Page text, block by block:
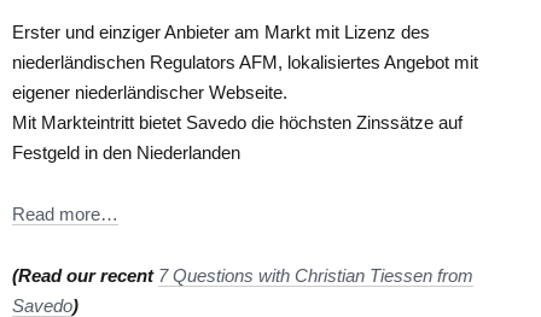
Erster und einziger Anbieter am Markt mit Lizenz des
niederländischen Regulators AFM, lokalisiertes Angebot mit
eigener niederländischer Webseite.
Mit Markteintritt bietet Savedo die höchsten Zinssätze auf
Festgeld in den Niederlanden
Read more…
(Read our recent 7 Questions with Christian Tiessen from
Savedo)